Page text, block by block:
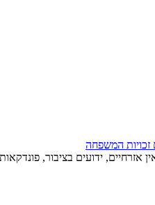
אזרחיים, ידועים בציבור,